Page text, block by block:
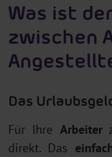
Was ist
zwischen
Das
Für Ihre Arbeiter
direkt. Das